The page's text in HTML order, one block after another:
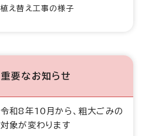
植え替え工事の様子
重要なお知らせ
令和8年10月から、粗大ごみの
対象が変わります